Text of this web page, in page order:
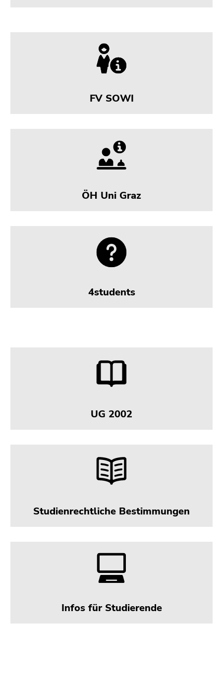
FV SOWI
ÖH Uni Graz
4students
UG 2002
Studienrechtliche Bestimmungen
Infos für Studierende